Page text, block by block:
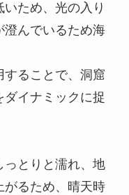
ため、光の入り
澄んでいるため海
ることで、洞窟
イナミックに捉
っとりと濡れ、地
がるため、晴天時